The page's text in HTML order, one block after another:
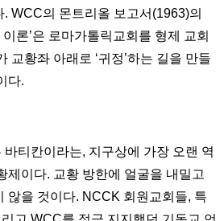
WCC의 몬트리올 보고서(1963)의
이론’은 로마가톨릭교회를 형제 교회
교황좌 아래로 ‘귀정’하는 길을 만들
다.
티칸이라는, 지구상에 가장 오랜 역
제이다. 교황 방한에 얼굴을 내밀고
않을 것이다. NCCK 회원교회들, 특